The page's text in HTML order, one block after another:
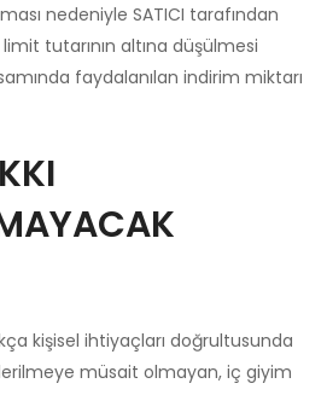
nedeniyle SATICI tarafından
tutarının altına düşülmesi
faydalanılan indirim miktarı
kişisel ihtiyaçları doğrultusunda
müsait olmayan, iç giyim